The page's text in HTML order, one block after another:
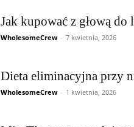
Jak kupować z głową
WholesomeCrew - 7 kwietnia, 2026
Dieta eliminacyjna przy
WholesomeCrew - 1 kwietnia, 2026